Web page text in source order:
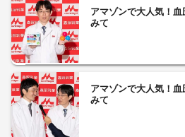
アマゾンで大人気！
みて
アマゾンで大人気！
みて